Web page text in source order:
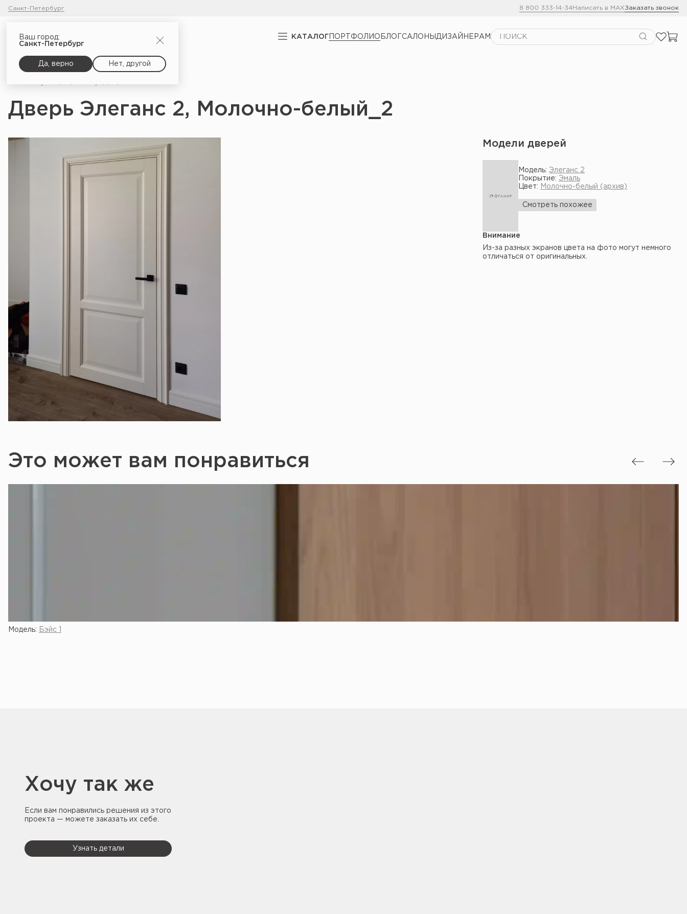
Санкт-Петербург 8 800 333-14-34Написать в MAXЗаказать звонок
КАТАЛОГ ПОРТФОЛИО БЛОГСАЛОНЫ ДИЗАЙНЕРАМ
Ваш город:
Санкт-Петербург
Да, верно Нет, другой
Дверь Элеганс 2, Молочно-белый_2
Модели дверей
Модель: Элеганс 2
Покрытие: Эмаль
Цвет:
Молочно-белый (архив)
Смотреть похожее
Внимание
Из-за разных экранов цвета на фото могут немного
отличаться от оригинальных.
Это может вам понравиться
Модель: Бэйс 1
Хочу так же
Если вам понравились решения из этого
проекта — можете заказать их себе.
Узнать детали